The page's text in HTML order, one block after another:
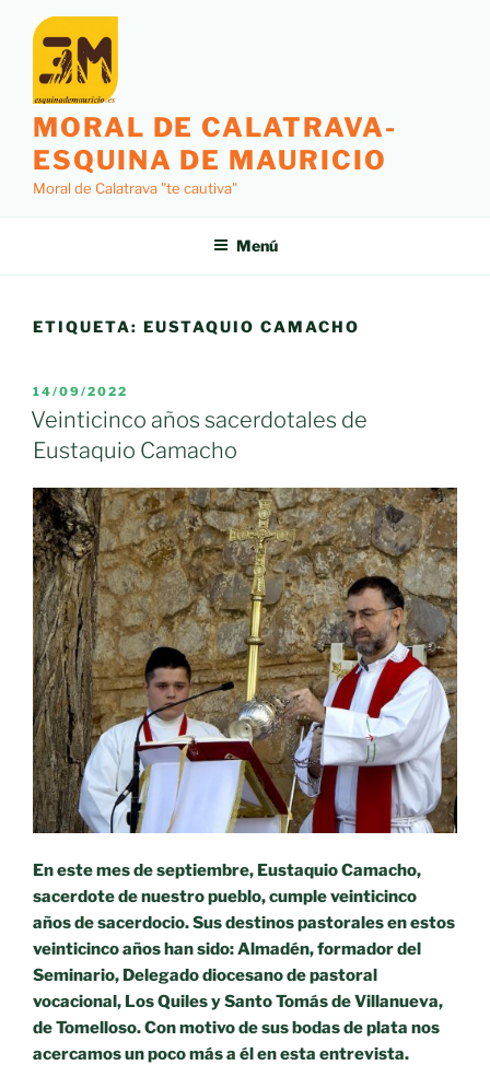
contenido
MORAL DE CALATRAVA-
ESQUINA DE MAURICIO
Moral de Calatrava "te cautiva"
Menú
ETIQUETA: EUSTAQUIO CAMACHO
PUBLICADO
EL
14/09/2022
Veinticinco años sacerdotales de
Eustaquio Camacho
En este mes de septiembre, Eustaquio Camacho,
sacerdote de nuestro pueblo, cumple veinticinco
años de sacerdocio. Sus destinos pastorales en estos
veinticinco años han sido: Almadén, formador del
Seminario, Delegado diocesano de pastoral
vocacional, Los Quiles y Santo Tomás de Villanueva,
de Tomelloso. Con motivo de sus bodas de plata nos
acercamos un poco más a él en esta entrevista.